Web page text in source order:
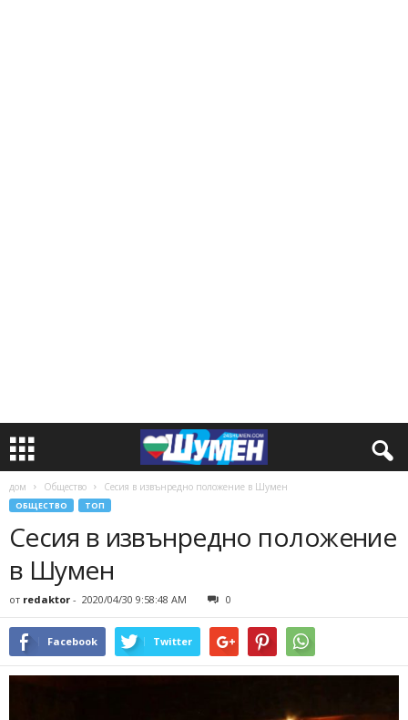
дом Общество Сесия в извънредно положение в Шумен
ОБЩЕСТВО ТОП
Сесия в извънредно положение
в Шумен
от redaktor - 2020/04/30 9:58:48 AM 0
Facebook Twitter